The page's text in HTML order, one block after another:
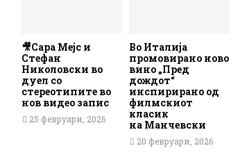
🎥Сара Мејс и
Стефан
Николовски во
дуел со
стереотипите во
нов видео запис
25 февруари, 2026
Во Италија
промовирано ново
вино „Пред
дождот“
инспирирано од
филмскиот
класик
на Манчевски
20 февруари, 2026